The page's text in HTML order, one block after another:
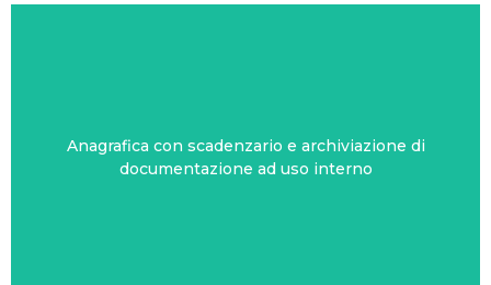
Anagrafica con scadenzario e archiviazione di
documentazione ad uso interno
HR24 ANAGRAFICA